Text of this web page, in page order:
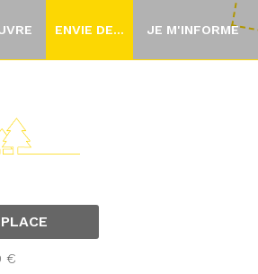
ENVIE DE... JE M'INFORME
€